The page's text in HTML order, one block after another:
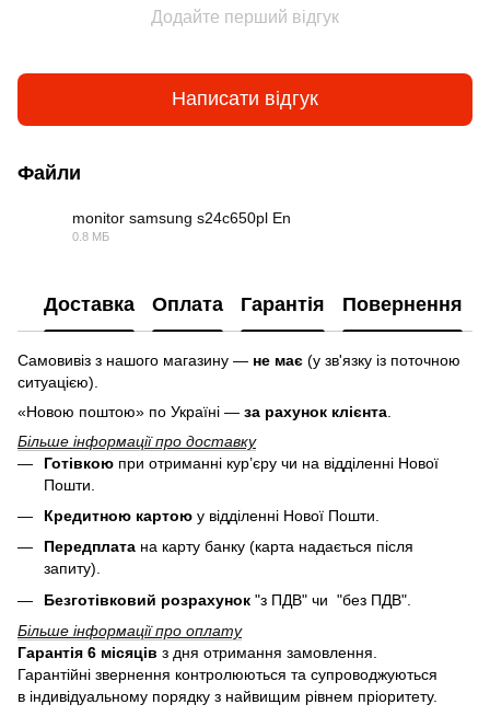
Додайте перший відгук
Написати відгук
Файли
monitor samsung s24c650pl En
0.8 МБ
Доставка Оплата Гарантія Повернення
Самовивіз з нашого магазину — не має (у зв'язку із поточною
ситуацією).
«Новою поштою» по Україні — за рахунок клієнта
Більше інформації про доставку
Готівкою при отриманні кур’єру чи на відділенні Нової
Пошти.
Кредитною картою у відділенні Нової Пошти.
Передплата на карту банку (карта надається після
запиту).
Безготівковий розрахунок "з ПДВ" чи "без ПДВ".
Більше інформації про оплату
Гарантія 6 місяців з дня отримання замовлення.
Гарантійні звернення контролюються та супроводжуються
в індивідуальному порядку з найвищим рівнем пріоритету.